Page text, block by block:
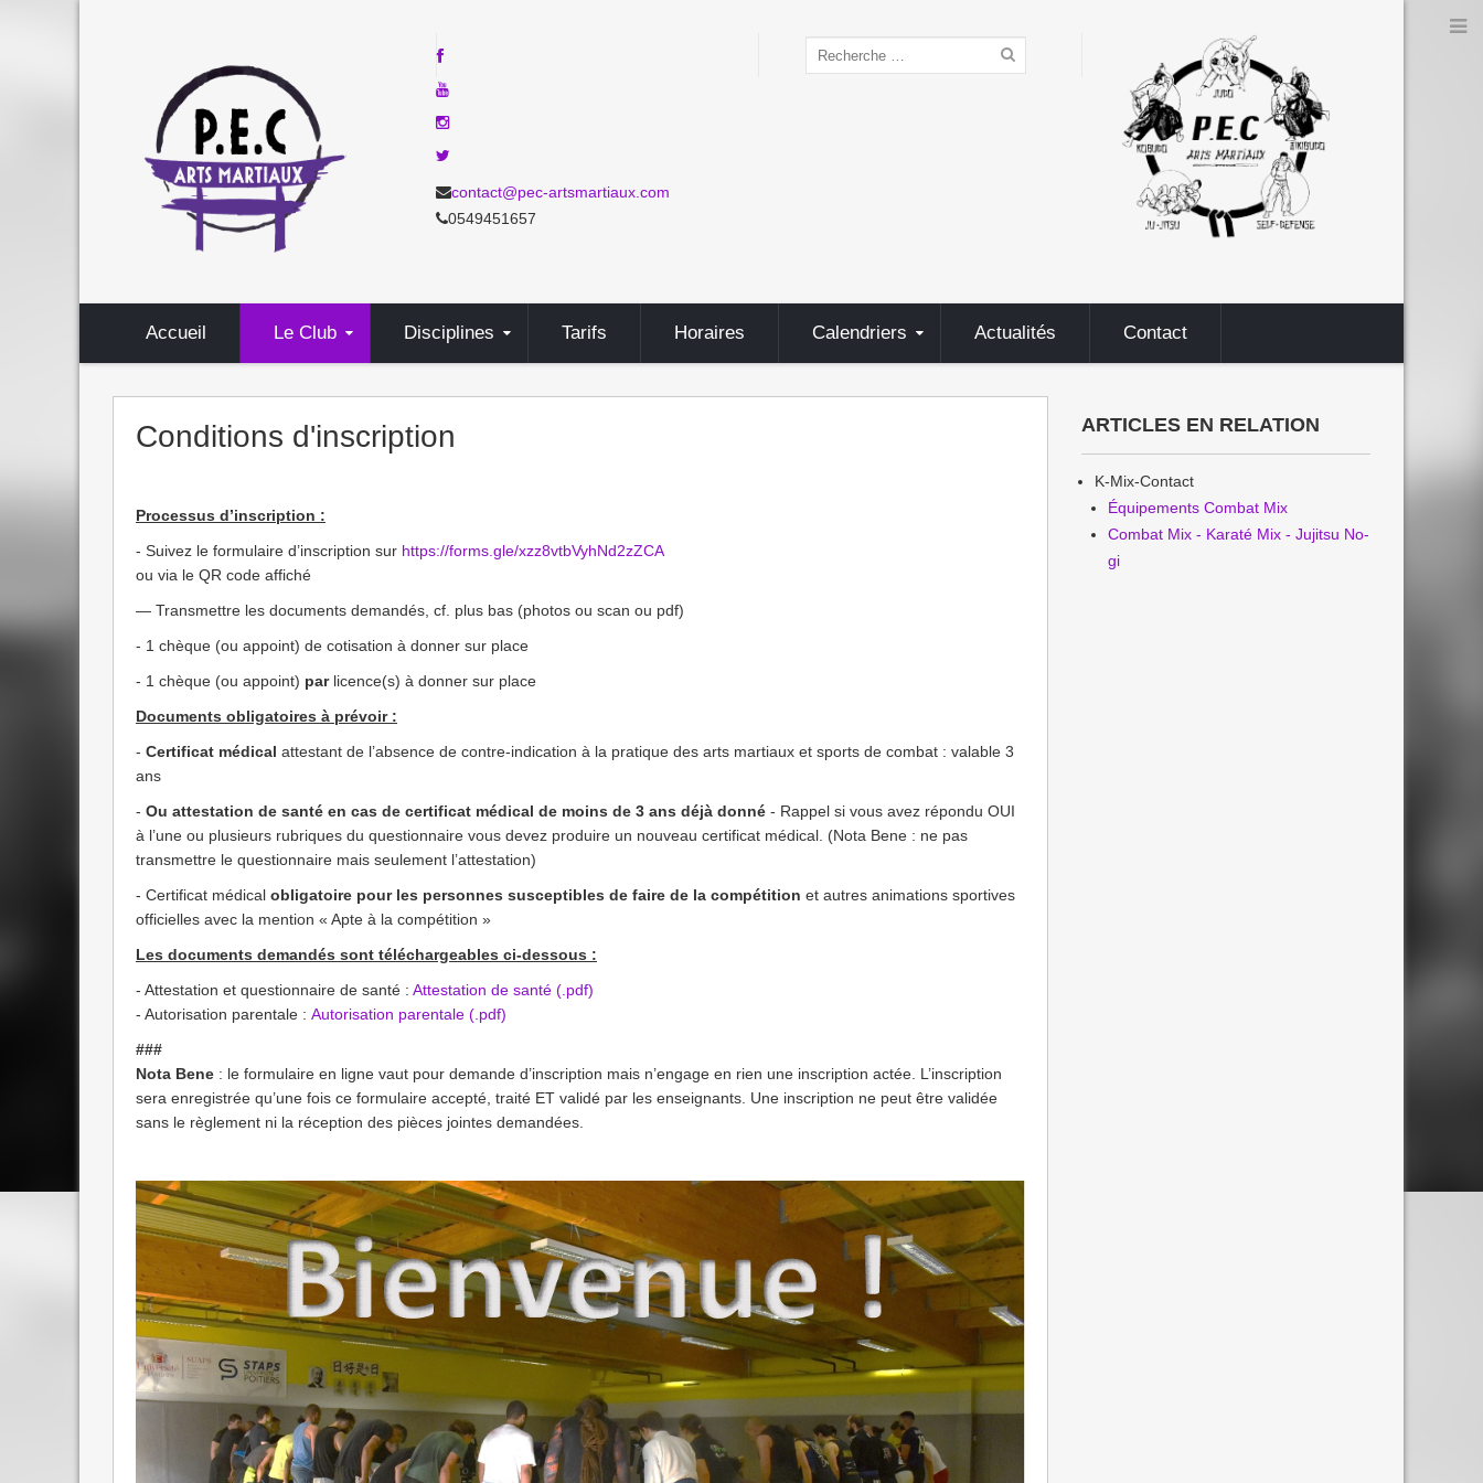
contact@pec-artsmartiaux.com
0549451657
Accueil Le Club Disciplines Tarifs Horaires Calendriers Actualités Contact
Conditions d'inscription
Processus d’inscription :
- Suivez le formulaire d’inscription sur https://forms.gle/xzz8vtbVyhNd2zZCA
ou via le QR code affiché
— Transmettre les documents demandés, cf. plus bas (photos ou scan ou pdf)
- 1 chèque (ou appoint) de cotisation à donner sur place
- 1 chèque (ou appoint) parlicence(s) à donner sur place
Documents obligatoires à prévoir :
- Certificat médical attestant de l’absence de contre-indication à la pratique des arts martiaux et sports de combat : valable 3
ans
- Ou attestation de santé en cas de certificat médical de moins de 3 ans déjà donné - Rappel si vous avez répondu OUI
à l’une ou plusieurs rubriques du questionnaire vous devez produire un nouveau certificat médical. (Nota Bene : ne pas
transmettre le questionnaire mais seulement l’attestation)
- Certificat médical obligatoire pour les personnes susceptibles de faire de la compétition et autres animations sportives
officielles avec la mention « Apte à la compétition »
Les documents demandés sont téléchargeables ci-dessous :
- Attestation et questionnaire de santé : Attestation de santé (.pdf)
- Autorisation parentale : Autorisation parentale (.pdf)
###
Nota Bene : le formulaire en ligne vaut pour demande d’inscription mais n’engage en rien une inscription actée. L’inscription
sera enregistrée qu’une fois ce formulaire accepté, traité ET validé par les enseignants. Une inscription ne peut être validée
sans le règlement ni la réception des pièces jointes demandées.
ARTICLES EN RELATION
K-Mix-Contact
Équipements Combat Mix
Combat Mix - Karaté Mix - Jujitsu No-
gi